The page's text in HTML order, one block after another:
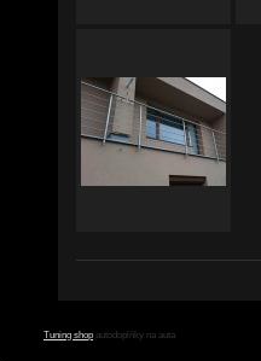
Tuning shop autodoplňky na auta